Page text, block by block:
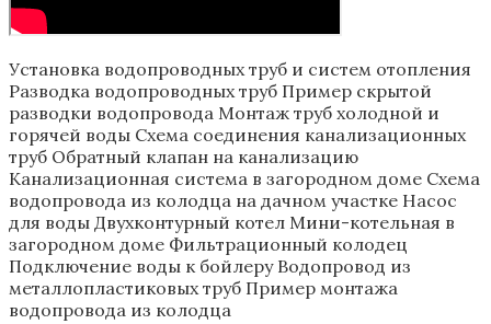
Установка водопроводных труб и систем отопления
Разводка водопроводных труб Пример скрытой
разводки водопровода Монтаж труб холодной и
горячей воды Схема соединения канализационных
труб Обратный клапан на канализацию
Канализационная система в загородном доме Схема
водопровода из колодца на дачном участке Насос
для воды Двухконтурный котел Мини-котельная в
загородном доме Фильтрационный колодец
Подключение воды к бойлеру Водопровод из
металлопластиковых труб Пример монтажа
водопровода из колодца